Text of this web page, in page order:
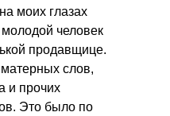
моих глазах
человек
продавщице.
слов,
и прочих
Это было по